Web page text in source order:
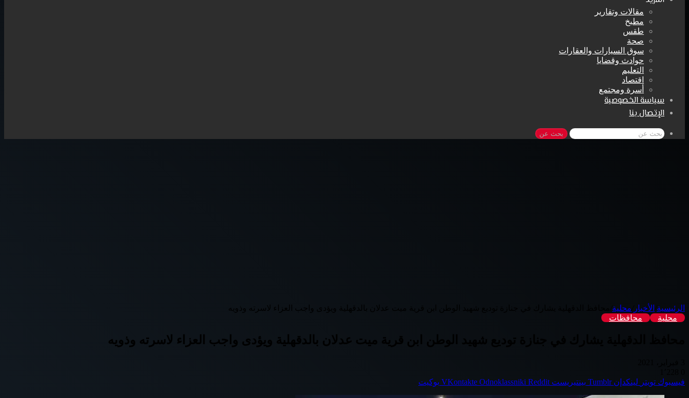
مقالات وتقارير
مطبخ
طقس
صحة
سوق السيارات والعقارات
حوادث وقضايا
التعليم
اقتصاد
أسرة ومجتمع
سياسة الخصوصية
الإتصال بنا
بحث عن
الرئيسية الأخبار محلية
محافظ الدقهلية يشارك في جنازة توديع شهيد الوطن ابن قرية ميت عدلان بالدقهلية ويؤدى واجب العزاء لاسرته وذويه
محلية
محافظات
محافظ الدقهلية يشارك في جنازة توديع شهيد الوطن ابن قرية ميت عدلان بالدقهلية ويؤدى واجب العزاء لاسرته وذويه
فيسبوك تويتر لينكدإن بينتيريست Odnoklassniki بوكيت